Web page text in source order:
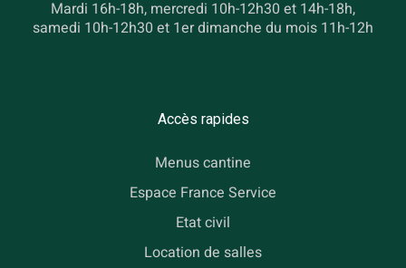
Mardi 16h-18h, mercredi 10h-12h30 et 14h-18h,
samedi 10h-12h30 et 1er dimanche du mois 11h-12h
Accès rapides
Menus cantine
Espace France Service
Etat civil
Location de salles